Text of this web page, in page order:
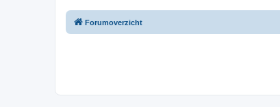
Forumoverzicht